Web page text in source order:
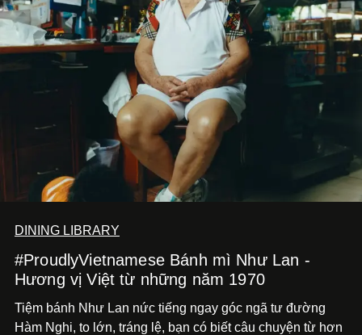
DINING LIBRARY
#ProudlyVietnamese Bánh mì Như Lan -
Hương vị Việt từ những năm 1970
Tiệm bánh Như Lan nức tiếng ngay góc ngã tư đường
Hàm Nghi, to lớn, tráng lệ, bạn có biết câu chuyện từ hơn